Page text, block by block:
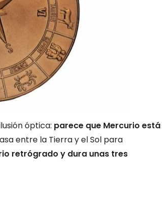
óptica: parece que Mercurio está
entre la Tierra y el Sol para
retrógrado y dura unas tres